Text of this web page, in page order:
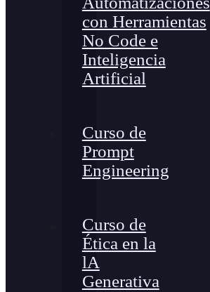
con Herramientas
No Code e
Inteligencia
Artificial
Curso de
Prompt
Engineering
Curso de
Ética en la
lA
Generativa